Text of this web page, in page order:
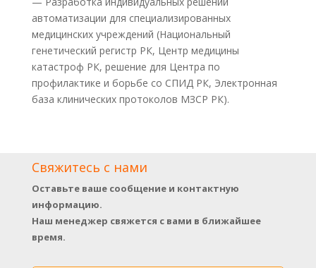
автоматизации для специализированных
медицинских учреждений (Национальный
генетический регистр РК, Центр медицины
катастроф РК, решение для Центра по
профилактике и борьбе со СПИД РК, Электронная
база клинических протоколов МЗСР РК).
Свяжитесь с нами
Оставьте ваше сообщение и контактную
информацию.
Наш менеджер свяжется с вами в ближайшее
время.